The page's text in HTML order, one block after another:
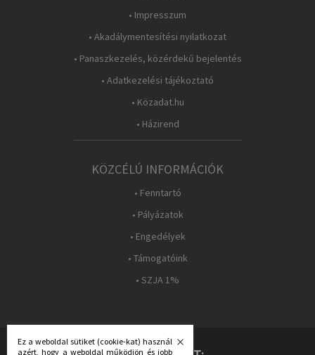
• Impresszum
• Akadálymentesítési nyilatkozat
• Panaszkezelés, közérdekű bejelentés
• Adatkezelési tájékoztató
• Közadat.hu
• Házirend
KÖZCÉLÚ INFORMÁCIÓK
• Fenntartó
• Pályázatok
• Engedélyek
• Támogatóink
• SZJA 1%
Ez a weboldal sütiket (cookie-kat) használ
azért, hogy a weboldal működjön és jobb